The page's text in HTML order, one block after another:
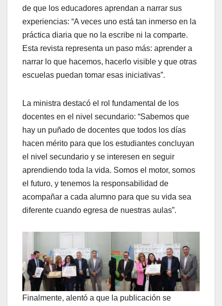
de que los educadores aprendan a narrar sus
experiencias: “A veces uno está tan inmerso en la
práctica diaria que no la escribe ni la comparte.
Esta revista representa un paso más: aprender a
narrar lo que hacemos, hacerlo visible y que otras
escuelas puedan tomar esas iniciativas”.
La ministra destacó el rol fundamental de los
docentes en el nivel secundario: “Sabemos que
hay un puñado de docentes que todos los días
hacen mérito para que los estudiantes concluyan
el nivel secundario y se interesen en seguir
aprendiendo toda la vida. Somos el motor, somos
el futuro, y tenemos la responsabilidad de
acompañar a cada alumno para que su vida sea
diferente cuando egresa de nuestras aulas”.
Finalmente, alentó a que la publicación se